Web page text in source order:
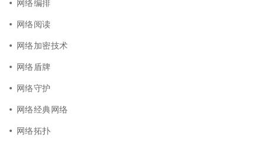
网络编排
网络阅读
网络加密技术
网络盾牌
网络守护
网络经典网络
网络拓扑